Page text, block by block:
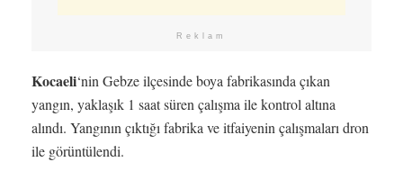
Reklam
Kocaeli‘nin Gebze ilçesinde boya fabrikasında çıkan
yangın, yaklaşık 1 saat süren çalışma ile kontrol altına
alındı. Yangının çıktığı fabrika ve itfaiyenin çalışmaları dron
ile görüntülendi.